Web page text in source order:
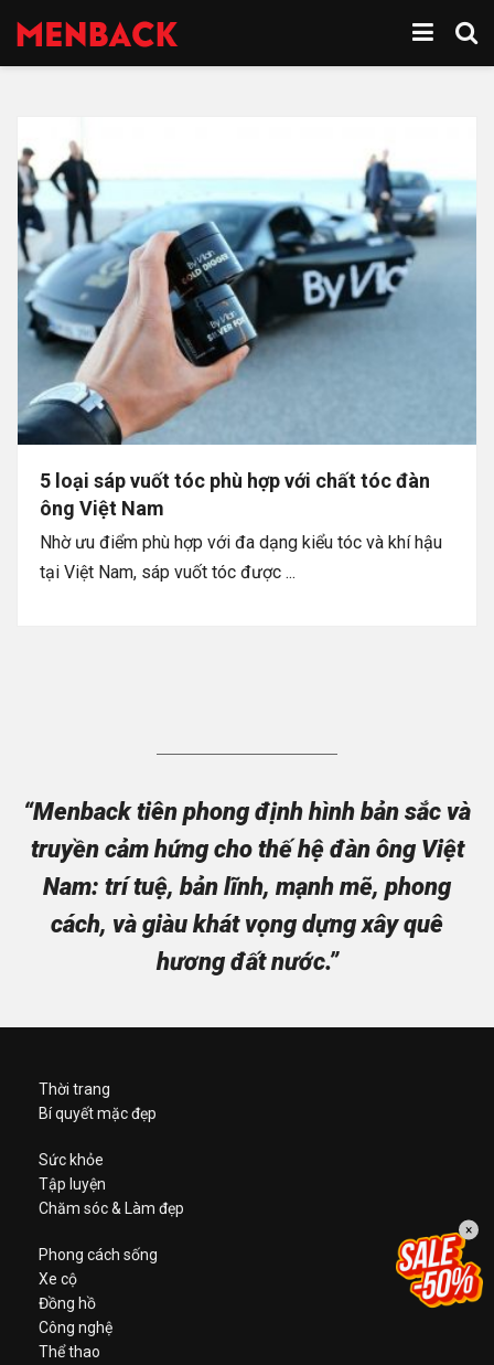
5 loại sáp vuốt tóc phù hợp với chất tóc đàn
ông Việt Nam
Nhờ ưu điểm phù hợp với đa dạng kiểu tóc và khí hậu
tại Việt Nam, sáp vuốt tóc được ...
“Menback tiên phong định hình bản sắc và
truyền cảm hứng cho thế hệ đàn ông Việt
Nam: trí tuệ, bản lĩnh, mạnh mẽ, phong
cách, và giàu khát vọng dựng xây quê
hương đất nước.”
Thời trang
Bí quyết mặc đẹp
Sức khỏe
Tập luyện
Chăm sóc & Làm đẹp
Phong cách sống
Xe cộ
Đồng hồ
Công nghệ
Thể thao
×